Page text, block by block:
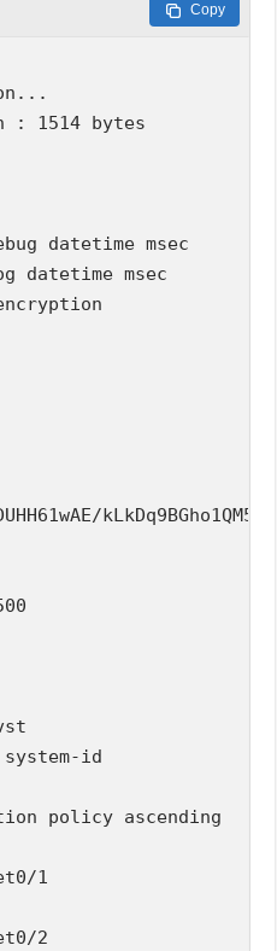
Copy
: 1514 bytes
datetime msec
datetime msec
id
policy ascending
1
2